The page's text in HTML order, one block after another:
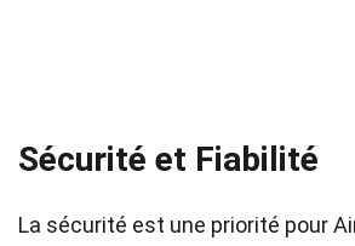
Sécurité et Fiabilité
La sécurité est une priorité pour